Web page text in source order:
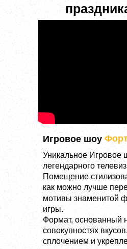
еще не
Игровое шоу
Уникальное Игровое
легендарного
Помещение
как можно лучше
мотивы знаменитой
игры.
Формат, основанный
совокупностях
сплочением и